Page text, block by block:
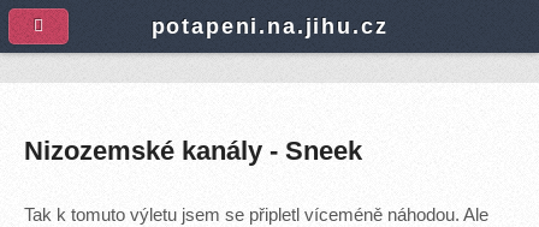
A
Nizozemské kanály - Sneek
Tak k tomuto výletu jsem se připletl víceméně náhodou. Ale
potapeni.na.jihu.cz